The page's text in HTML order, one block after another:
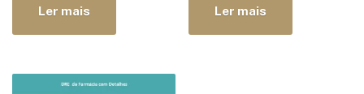
Ler mais Ler mais